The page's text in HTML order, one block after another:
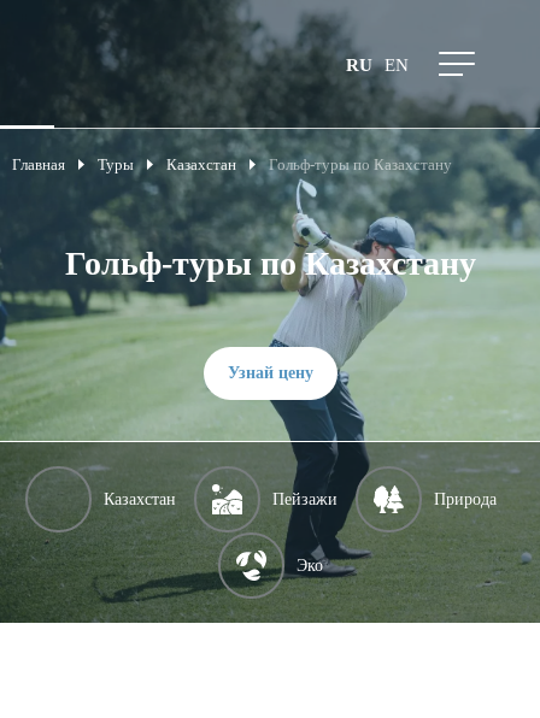
RU EN
Главная Туры Казахстан Гольф-туры по Казахстану
Гольф-туры по Казахстану
Узнай цену
Казахстан Пейзажи Природа
Эко